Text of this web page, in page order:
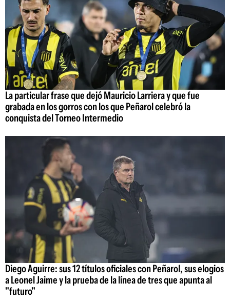
La particular frase que dejó Mauricio Larriera y que fue
grabada en los gorros con los que Peñarol celebró la
conquista del Torneo Intermedio
Diego Aguirre: sus 12 títulos oficiales con Peñarol, sus elogios
a Leonel Jaime y la prueba de la línea de tres que apunta al
"futuro"